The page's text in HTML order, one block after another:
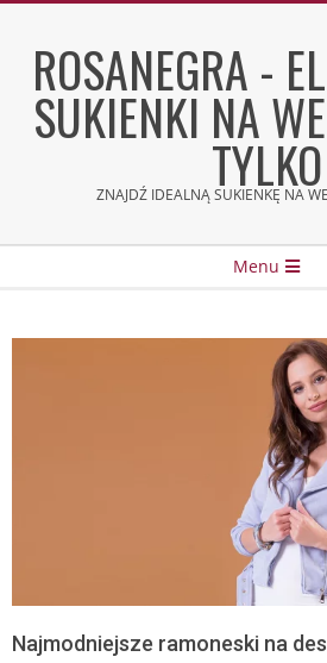
contentROSANEGRA -
SUKIENKI NA
TYLKO
ZNAJDŹ IDEALNĄ SUKIENKĘ NA
Menu
Najmodniejsze ramoneski na